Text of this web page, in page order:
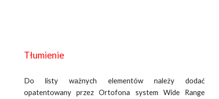
Tłumienie
Do listy ważnych elementów należy dodać
opatentowany przez Ortofona system Wide Range